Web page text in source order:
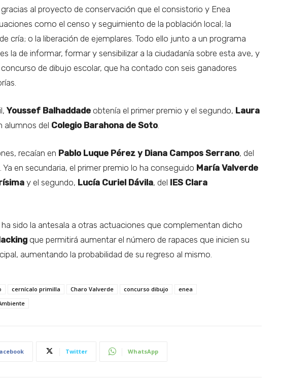
al proyecto de conservación que el consistorio y Enea
como el censo y seguimiento de la población local; la
cría; o la liberación de ejemplares. Todo ello junto a un programa
la de informar, formar y sensibilizar a la ciudadanía sobre esta ave, y
de dibujo escolar, que ha contado con seis ganadores
Youssef Balhaddade obtenía el primer premio y el segundo, Laura
alumnos del Colegio Barahona de Soto
recaían en Pablo Luque Pérez y Diana Campos Serrano, del
en secundaria, el primer premio lo ha conseguido María Valverde
y el segundo, Lucía Curiel Dávila, del IES Clara
sido la antesala a otras actuaciones que complementan dicho
que permitirá aumentar el número de rapaces que inicien su
aumentando la probabilidad de su regreso al mismo.
cernícalo primilla Charo Valverde concurso dibujo
enea
Twitter WhatsApp